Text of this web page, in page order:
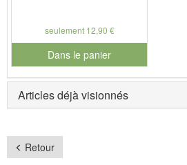
seulement 12,90 €
Dans le panier
pour le numéro de produit 901127
Articles déjà visionnés
Retour